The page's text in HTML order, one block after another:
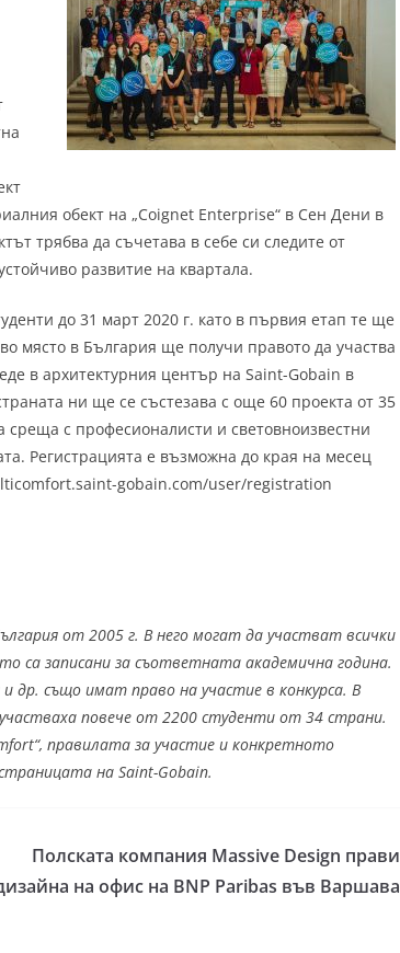
обект на „Coignet Enterprise“ в Сен Дени в
трябва да съчетава в себе си следите от
развитие на квартала.
до 31 март 2020 г. като в първия етап те ще
място в България ще получи правото да участва
в архитектурния център на Saint-Gobain в
ни ще се състезава с още 60 проекта от 35
среща с професионалисти и световноизвестни
Регистрацията е възможна до края на месец
gobain.com/user/registration
от 2005 г. В него могат да участват всички
са записани за съответната академична година.
др. също имат право на участие в конкурса. В
повече от 2200 студенти от 34 страни.
правилата за участие и конкретното
на Saint-Gobain.
Полската компания Massive Design прави
на офис на BNP Paribas във Варшава